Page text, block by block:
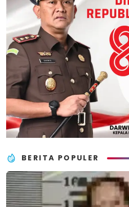
BERITA POPULER